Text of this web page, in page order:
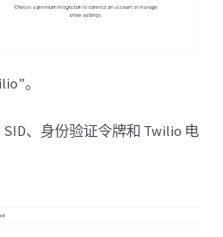
。
、身份验证令牌和 Twilio 电